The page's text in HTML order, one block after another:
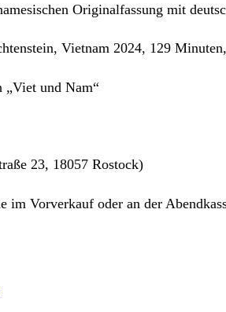
Originalfassung mit
Vietnam 2024, 129
„Viet und Nam“
23, 18057 Rostock)
im Vorverkauf oder an der